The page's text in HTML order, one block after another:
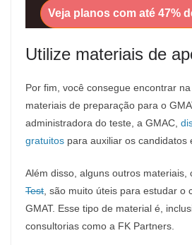
Veja planos com até 47%
Utilize materiais de
Por fim, você consegue encontrar
materiais de preparação para o
administradora do teste, a GMAC,
gratuitos para auxiliar os candidatos
Além disso, alguns outros materiais,
Test , são muito úteis para estudar o
GMAT. Esse tipo de material é,
consultorias como a FK Partners.